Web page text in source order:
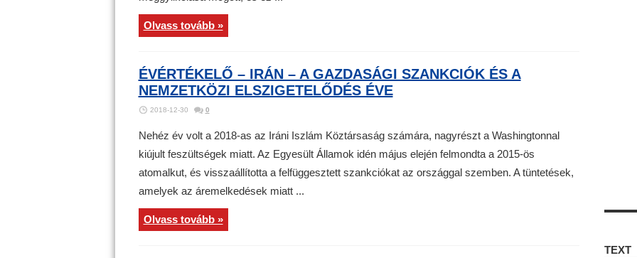
Olvass tovább »
ÉVÉRTÉKELŐ – IRÁN – A GAZDASÁGI SZANKCIÓK ÉS A
NEMZETKÖZI ELSZIGETELŐDÉS ÉVE
2018-12-30 0
Nehéz év volt a 2018-as az Iráni Iszlám Köztársaság számára, nagyrészt a Washingtonnal
kiújult feszültségek miatt. Az Egyesült Államok idén május elején felmondta a 2015-ös
atomalkut, és visszaállította a felfüggesztett szankciókat az országgal szemben. A tüntetések,
amelyek az áremelkedések miatt ...
Olvass tovább »
TEXT